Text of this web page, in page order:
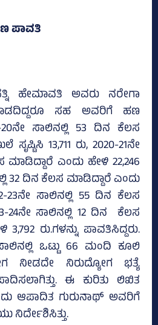
ಪಾವತಿ
ಹೇಮಾವತಿ ಅವರು ನರೇಗಾ
ಸಹ ಅವರಿಗೆ ಹಣ
20ನೇ ಸಾಲಿನಲ್ಲಿ 53 ದಿನ ಕೆಲಸ
13,711 ರು, 2020-21ನೇ
ಎಂದು ಹೇಳಿ 22,246
32 ದಿನ ಕೆಲಸ ಮಾಡಿದ್ದಾರೆ ಎಂದು
23ನೇ ಸಾಲಿನಲ್ಲಿ 55 ದಿನ ಕೆಲಸ
24ನೇ ಸಾಲಿನಲ್ಲಿ 12 ದಿನ ಕೆಲಸ
ರು.ಗಳನ್ನು ಪಾವತಿಸಿದ್ದರು.
ಒಟ್ಟು 66 ಮಂದಿ ಕೂಲಿ
ನೀಡದೇ ನಿರುದ್ಯೋಗ ಭತ್ಯೆ
ಈ ಕುರಿತು ಲಿಖಿತ
ಆಪಾದಿತ ಗುರುನಾಥ್‌ ಅವರಿಗೆ
ನಿರ್ದೇಶಿಸಿತ್ತು.